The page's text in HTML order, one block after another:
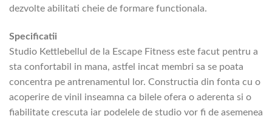
dezvolte abilitati cheie de formare functionala.
Specificatii
Studio Kettlebellul de la Escape Fitness este facut pentru a
sta confortabil in mana, astfel incat membri sa se poata
concentra pe antrenamentul lor. Constructia din fonta cu o
acoperire de vinil inseamna ca bilele ofera o aderenta si o
fiabilitate crescuta iar podelele de studio vor fi de asemenea